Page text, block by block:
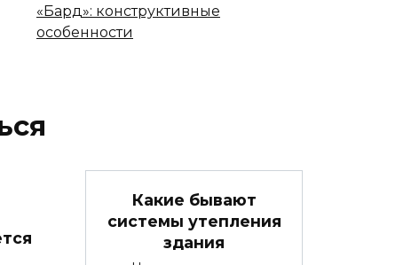
«Бард»: конструктивные
особенности
Какие бывают
системы утепления
здания